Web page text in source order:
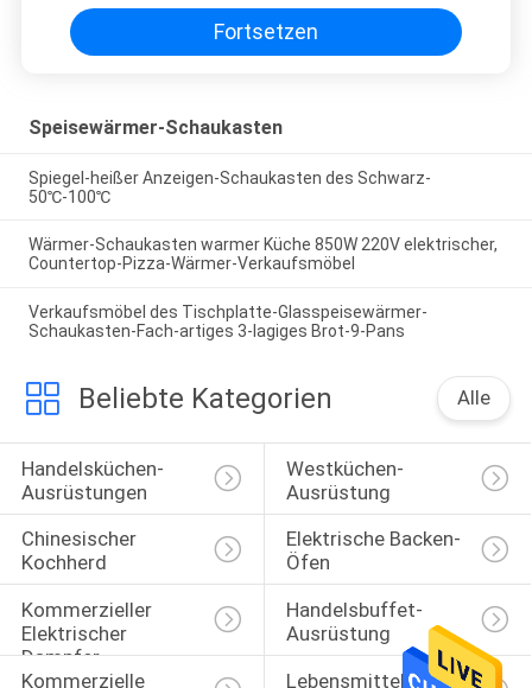
Fortsetzen
Speisewärmer-Schaukasten
Spiegel-heißer Anzeigen-Schaukasten des Schwarz-
50℃-100℃
Wärmer-Schaukasten warmer Küche 850W 220V elektrischer,
Countertop-Pizza-Wärmer-Verkaufsmöbel
Verkaufsmöbel des Tischplatte-Glasspeisewärmer-
Schaukasten-Fach-artiges 3-lagiges Brot-9-Pans
Beliebte Kategorien Alle
Handelsküchen-
Ausrüstungen
Westküchen-
Ausrüstung
Chinesischer
Kochherd
Elektrische Backen-
Öfen
Kommerzieller
Elektrischer
Dampfer
Handelsbuffet-
Ausrüstung
Kommerzielle